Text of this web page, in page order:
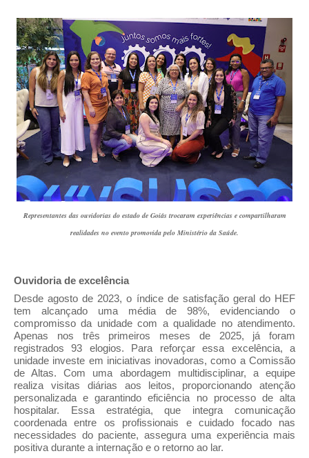
Representantes das ouvidorias do estado de Goiás trocaram experiências e compartilharam
realidades no evento promovida pelo Ministério da Saúde.
Ouvidoria de excelência
Desde agosto de 2023, o índice de satisfação geral do HEF
tem alcançado uma média de 98%, evidenciando o
compromisso da unidade com a qualidade no atendimento.
Apenas nos três primeiros meses de 2025, já foram
registrados 93 elogios. Para reforçar essa excelência, a
unidade investe em iniciativas inovadoras, como a Comissão
de Altas. Com uma abordagem multidisciplinar, a equipe
realiza visitas diárias aos leitos, proporcionando atenção
personalizada e garantindo eficiência no processo de alta
hospitalar. Essa estratégia, que integra comunicação
coordenada entre os profissionais e cuidado focado nas
necessidades do paciente, assegura uma experiência mais
positiva durante a internação e o retorno ao lar.